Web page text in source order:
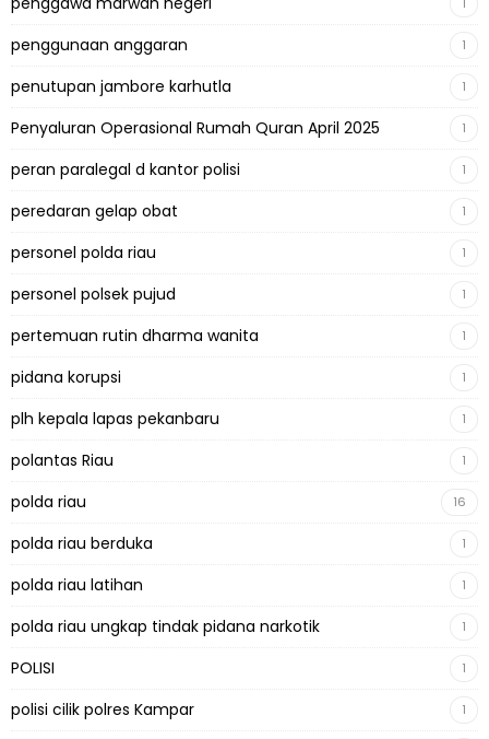
1
penggunaan anggaran 1
penutupan jambore karhutla 1
Penyaluran Operasional Rumah Quran April 2025 1
peran paralegal d kantor polisi 1
peredaran gelap obat 1
personel polda riau 1
personel polsek pujud 1
pertemuan rutin dharma wanita 1
pidana korupsi 1
plh kepala lapas pekanbaru 1
polantas Riau 1
polda riau 16
polda riau berduka 1
polda riau latihan 1
polda riau ungkap tindak pidana narkotik 1
POLISI 1
polisi cilik polres Kampar 1